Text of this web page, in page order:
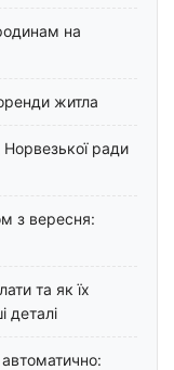
на
житла
ради
з вересня:
та як їх
деталі